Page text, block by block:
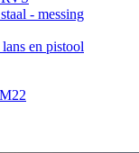
- messing
en pistool